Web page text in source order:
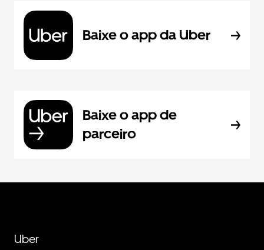
Baixe o app da Uber
Baixe o app de
parceiro
Uber